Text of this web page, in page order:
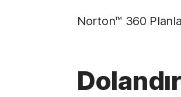
Norton™ 360